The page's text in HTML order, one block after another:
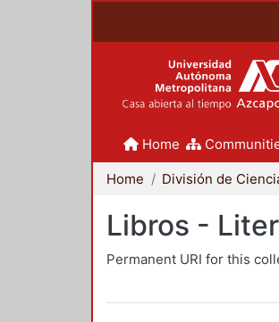
Home
Home
Libros -
Permanent URI for this